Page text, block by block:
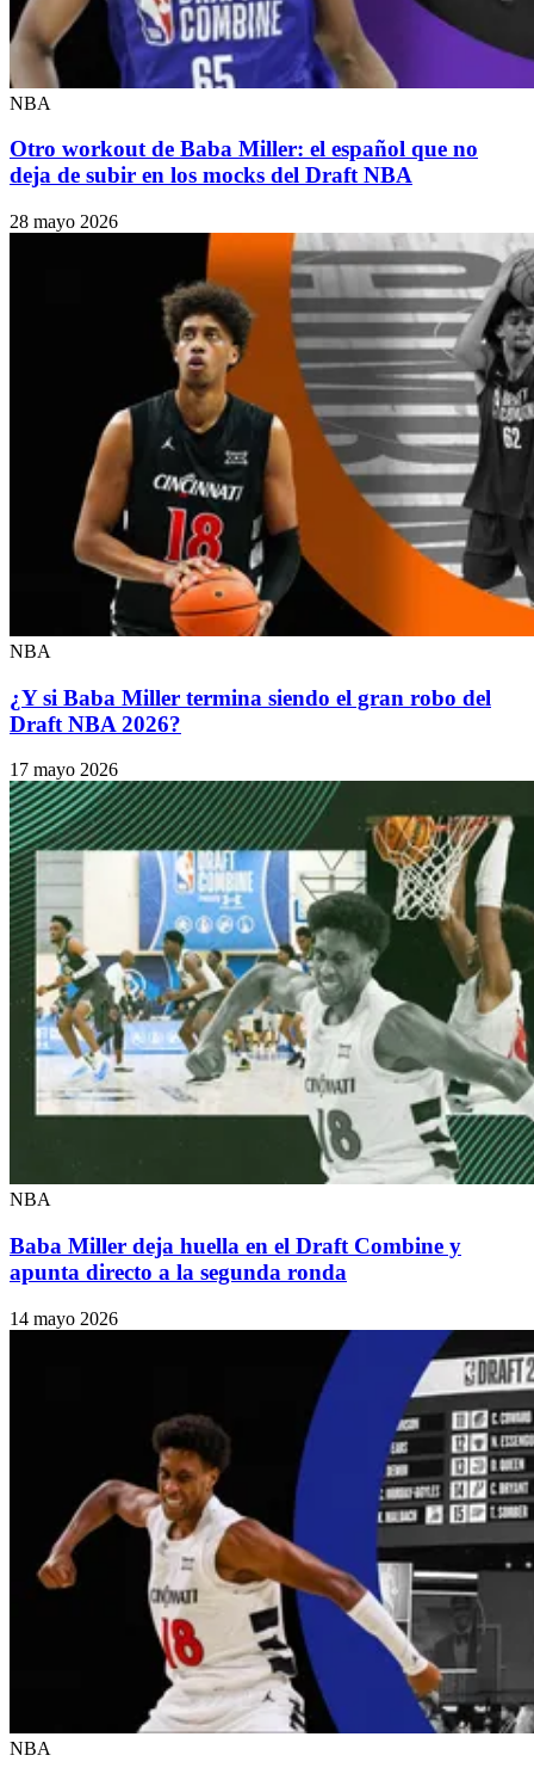
NBA
Otro workout de Baba Miller: el español que no
deja de subir en los mocks del Draft NBA
28 mayo 2026
NBA
¿Y si Baba Miller termina siendo el gran robo del
Draft NBA 2026?
17 mayo 2026
NBA
Baba Miller deja huella en el Draft Combine y
apunta directo a la segunda ronda
14 mayo 2026
NBA